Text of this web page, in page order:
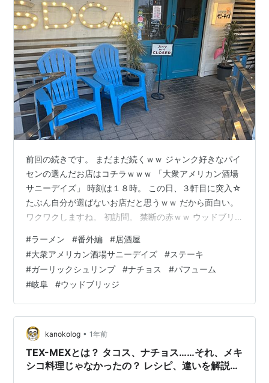
前回の続きです。 まだまだ続くｗｗ ジャンク好きなパイ
センの選んだお店はコチラｗｗｗ 「大衆アメリカン酒場
サニーデイズ」 時刻は１８時。 この日、３軒目に突入☆
たぶん自分が選ばないお店だと思うｗｗ だから面白い。
ワクワクしますね。 初訪問。 禁断の赤ｗｗ ウッドブリ
美味しい☆ たぶん５本くらい空けたと思うｗｗ 「名物サ
ニービーフステーキ」 いきなりの真打登場☆ コチラはシ
ングル１００ｇ、ダブル２００ｇ、トリプル３００ｇ、
金華山盛り４００ｇとあって。 コチラはトリプル。 やっ
ぱ牛と赤のコラボは最強。 いいね。 「生赤海老のシュリ
ンプカク…
#ラーメン #番外編 #居酒屋
#大衆アメリカン酒場サニーデイズ #ステーキ
#ガーリックシュリンプ #ナチョス #パフューム
#岐阜 #ウッドブリッジ
kanokolog • 1年前
TEX-MEXとは？ タコス、ナチョス……それ、メキ
シコ料理じゃなかったの？ レシピ、違いを解説し